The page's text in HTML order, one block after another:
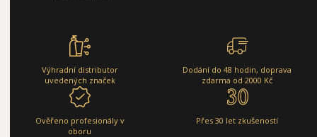
Výhradní distributor
uvedených značek
Dodání do 48 hodin, doprava
zdarma od 2000 Kč
Ověřeno profesionály v
oboru
Přes 30 let zkušeností